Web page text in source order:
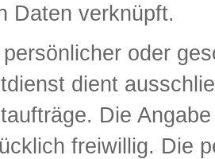
Daten verknüpft.
oder
dient
Die
freiwillig. Die